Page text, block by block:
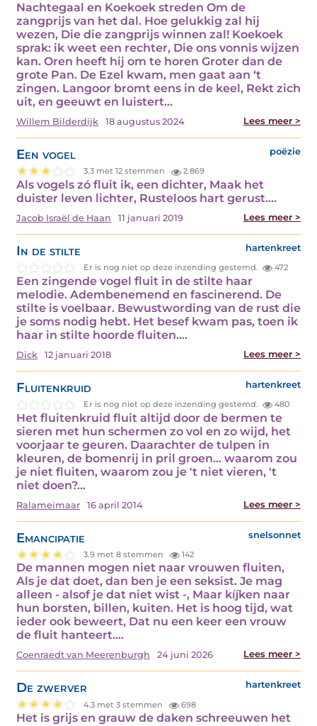
Nachtegaal en Koekoek streden Om de
zangprijs van het dal. Hoe gelukkig zal hij
wezen, Die die zangprijs winnen zal! Koekoek
sprak: ik weet een rechter, Die ons vonnis wijzen
kan. Oren heeft hij om te horen Groter dan de
grote Pan. De Ezel kwam, men gaat aan ‘t
zingen. Langoor bromt eens in de keel, Rekt zich
uit, en geeuwt en luistert…
Willem Bilderdijk 18 augustus 2024 Lees meer >
Een vogel poëzie
3.3 met 12 stemmen 2.869
Als vogels zó fluit ik, een dichter, Maak het
duister leven lichter, Rusteloos hart gerust.…
Jacob Israël de Haan 11 januari 2019 Lees meer >
In de stilte hartenkreet
Er is nog niet op deze inzending gestemd. 472
Een zingende vogel fluit in de stilte haar
melodie. Adembenemend en fascinerend. De
stilte is voelbaar. Bewustwording van de rust die
je soms nodig hebt. Het besef kwam pas, toen ik
haar in stilte hoorde fluiten.…
Dick 12 januari 2018 Lees meer >
Fluitenkruid hartenkreet
Er is nog niet op deze inzending gestemd. 480
Het fluitenkruid fluit altijd door de bermen te
sieren met hun schermen zo vol en zo wijd, het
voorjaar te geuren. Daarachter de tulpen in
kleuren, de bomenrij in pril groen... waarom zou
je niet fluiten, waarom zou je 't niet vieren, 't
niet doen?…
Ralameimaar 16 april 2014 Lees meer >
Emancipatie snelsonnet
3.9 met 8 stemmen 142
De mannen mogen niet naar vrouwen fluiten,
Als je dat doet, dan ben je een seksist. Je mag
alleen - alsof je dat niet wist -, Maar kíjken naar
hun borsten, billen, kuiten. Het is hoog tijd, wat
ieder ook beweert, Dat nu een keer een vrouw
de fluit hanteert.…
Coenraedt van Meerenburgh 24 juni 2026 Lees meer >
De zwerver hartenkreet
4.3 met 3 stemmen 698
Het is grijs en grauw de daken schreeuwen het